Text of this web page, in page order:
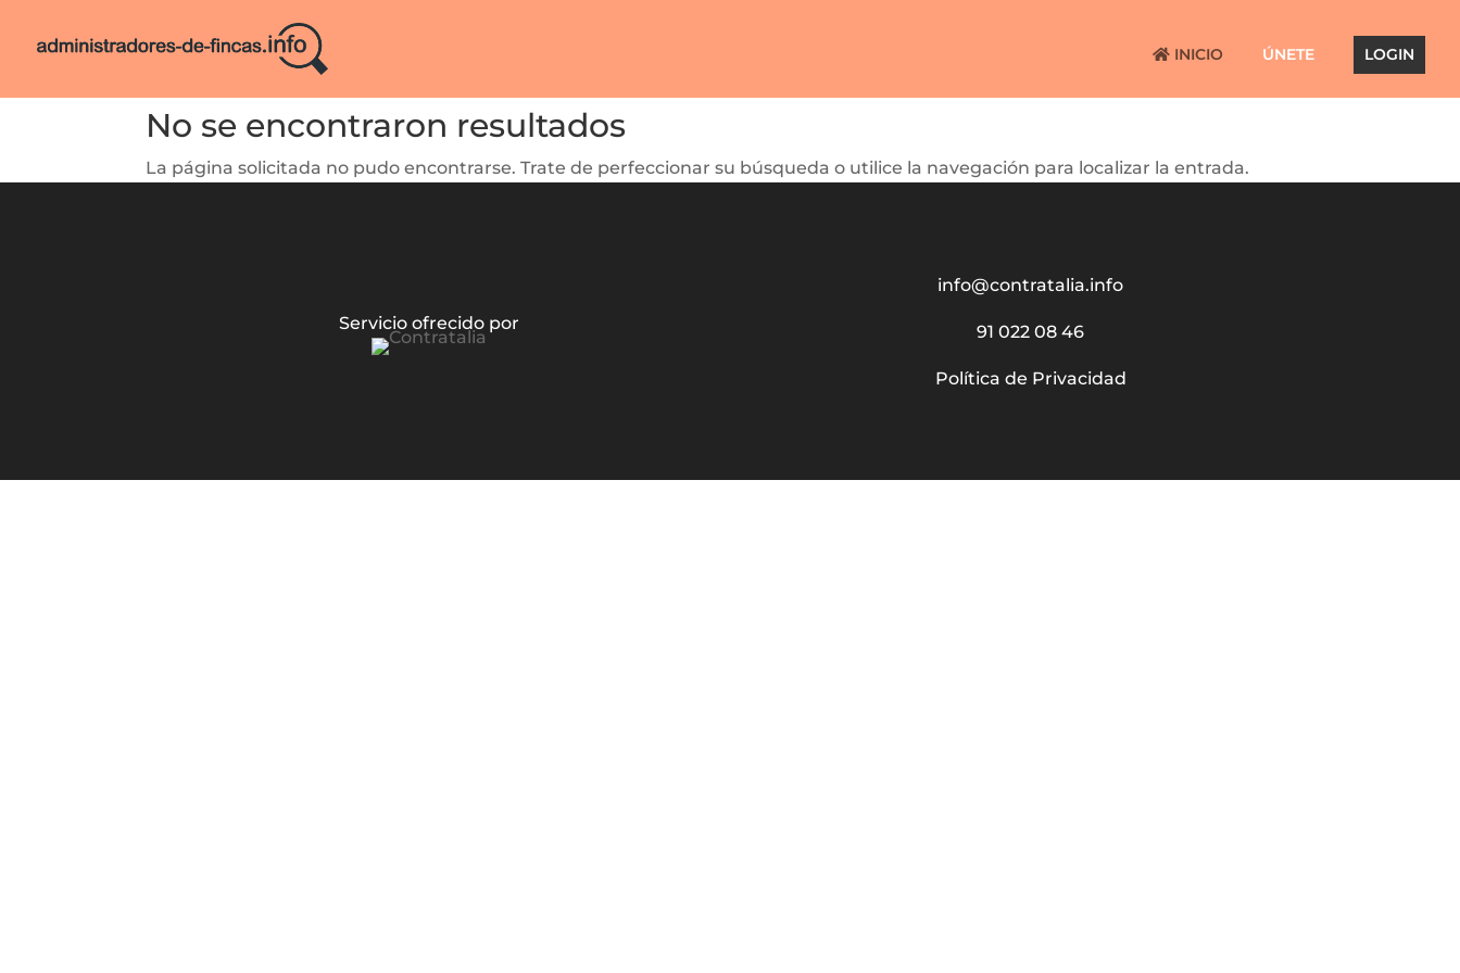
INICIO ÚNETE LOGIN
No se encontraron resultados
La página solicitada no pudo encontrarse. Trate de perfeccionar su búsqueda o utilice la navegación para localizar la entrada.
Servicio ofrecido por
info@contratalia.info
91 022 08 46
Política de Privacidad